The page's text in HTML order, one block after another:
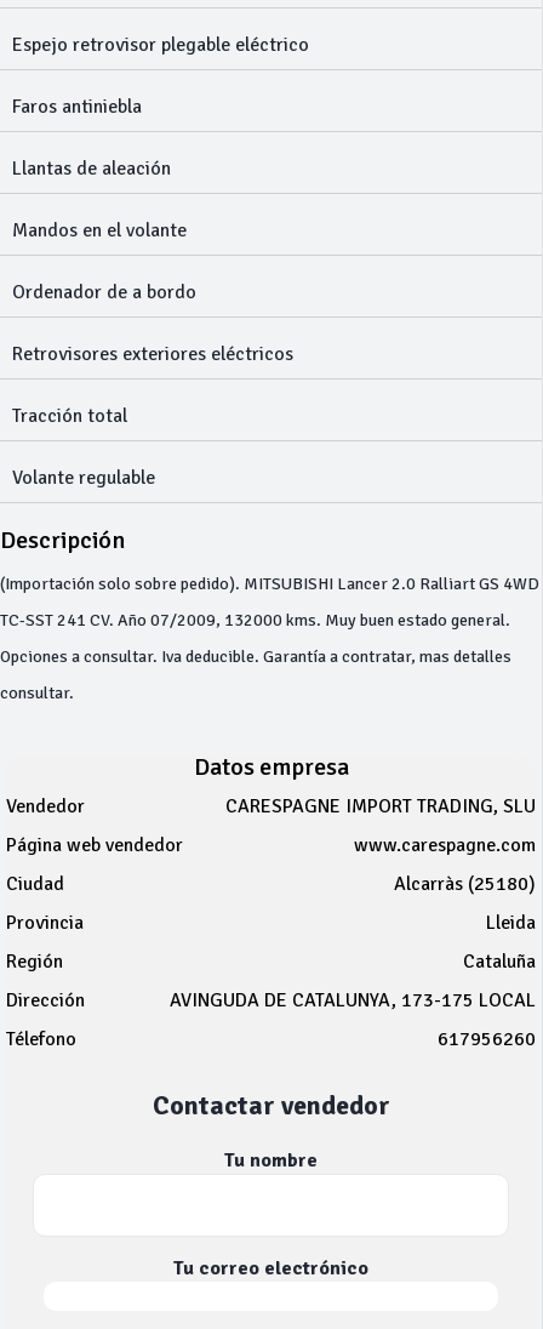
Espejo retrovisor plegable eléctrico
Faros antiniebla
Llantas de aleación
Mandos en el volante
Ordenador de a bordo
Retrovisores exteriores eléctricos
Tracción total
Volante regulable
Descripción
(Importación solo sobre pedido). MITSUBISHI Lancer 2.0 Ralliart GS 4WD
TC-SST 241 CV. Año 07/2009, 132000 kms. Muy buen estado general.
Opciones a consultar. Iva deducible. Garantía a contratar, mas detalles
consultar.
Datos empresa
Vendedor
CARESPAGNE IMPORT TRADING, SLU
Página web vendedor
www.carespagne.com
Ciudad
Alcarràs (25180)
Provincia
Lleida
Región
Cataluña
Dirección
AVINGUDA DE CATALUNYA, 173-175 LOCAL
Télefono
617956260
Contactar vendedor
Tu nombre
Tu correo electrónico